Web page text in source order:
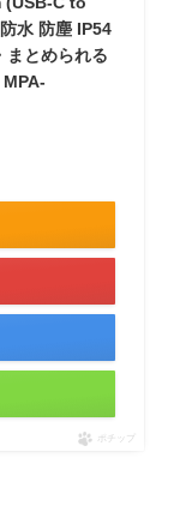
水 防塵 IP54
まとめられる
ポチップ